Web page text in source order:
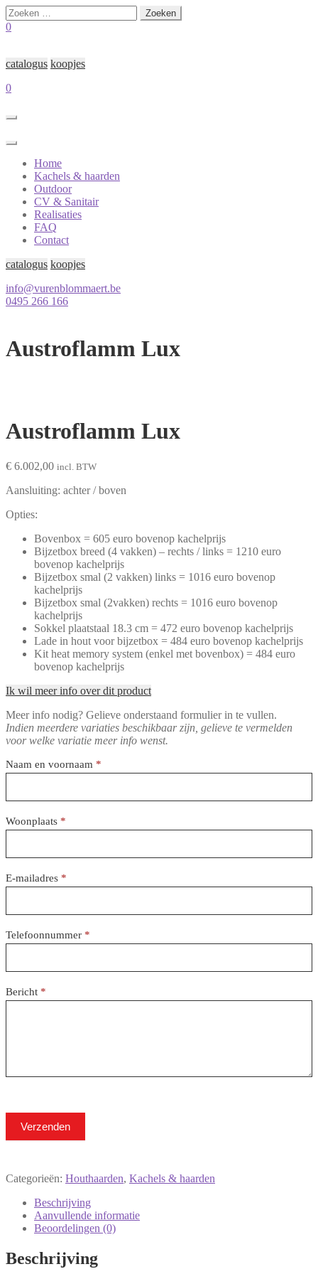
Zoeken
naar:
0
catalogus koopjes
0
Home
Kachels & haarden
Outdoor
CV & Sanitair
Realisaties
FAQ
Contact
catalogus koopjes
info@vurenblommaert.be
0495 266 166
Austroflamm Lux
Austroflamm Lux
€ 6.002,00 incl. BTW
Aansluiting: achter / boven
Opties:
Bovenbox = 605 euro bovenop kachelprijs
Bijzetbox breed (4 vakken) – rechts / links = 1210 euro
bovenop kachelprijs
Bijzetbox smal (2 vakken) links = 1016 euro bovenop
kachelprijs
Bijzetbox smal (2vakken) rechts = 1016 euro bovenop
kachelprijs
Sokkel plaatstaal 18.3 cm = 472 euro bovenop kachelprijs
Lade in hout voor bijzetbox = 484 euro bovenop kachelprijs
Kit heat memory system (enkel met bovenbox) = 484 euro
bovenop kachelprijs
Ik wil meer info over dit product
Meer info nodig? Gelieve onderstaand formulier in te vullen.
Indien meerdere variaties beschikbaar zijn, gelieve te vermelden
voor welke variatie meer info wenst.
Reservatieformulier
Naam en voornaam *
Woonplaats *
E-mailadres *
Telefoonnummer *
Bericht *
Verzenden
Categorieën: Houthaarden, Kachels & haarden
Beschrijving
Aanvullende informatie
Beoordelingen (0)
Beschrijving